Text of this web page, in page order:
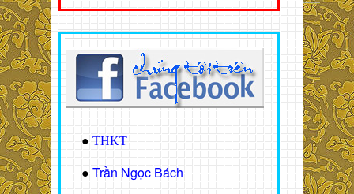
● THKT
● Trần Ngọc Bách